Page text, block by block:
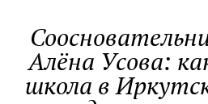
Алёна Усова:
школа в